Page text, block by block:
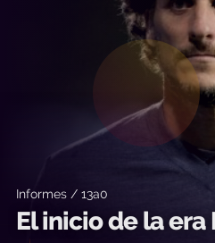
Informes / 13a0
El inicio de la era